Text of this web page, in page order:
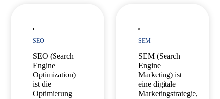
SEO
SEO (Search
Engine
Optimization)
ist die
Optimierung
SEM
SEM (Search
Engine
Marketing) ist
eine digitale
Marketingstrategie,